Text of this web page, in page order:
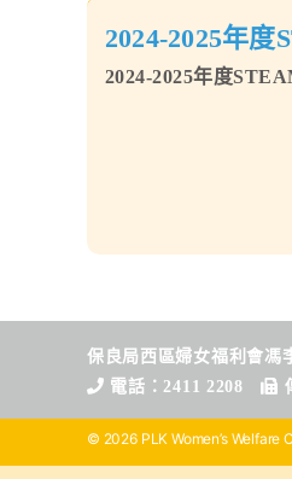
2024-2025年度
2024-2025年度
保良局西區婦女福利會馮
電話：2411 2208
© 2026 PLK Women’s Welfare